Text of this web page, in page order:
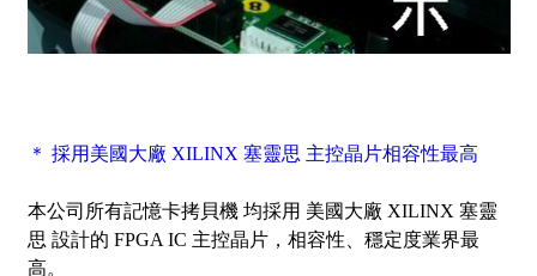
＊ 採用美國大廠 XILINX 塞靈思 主控晶片相容性最高
本公司所有記憶卡拷貝機 均採用 美國大廠 XILINX 塞靈
思 設計的 FPGA IC 主控晶片，相容性、穩定度業界最
高。